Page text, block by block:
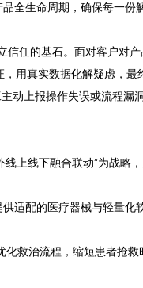
全生命周期，确保每一份
任的基石。面对客户对产
用真实数据化解疑虑，最
动上报操作失误或流程漏
上线下融合联动”为战略
适配的医疗器械与轻量化
救治流程，缩短患者抢救